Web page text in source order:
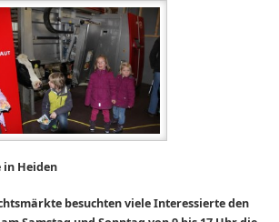
in Heiden
besuchten viele Interessierte den